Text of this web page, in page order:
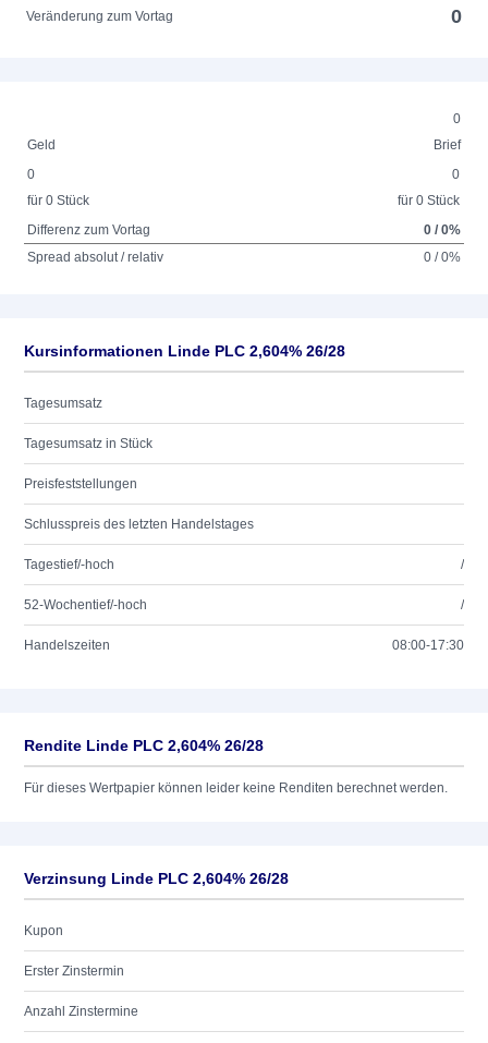
Veränderung zum Vortag 0
0
Geld
Brief
0
für 0 Stück
0
für 0 Stück
Differenz zum Vortag
0 / 0%
Spread absolut / relativ
0 / 0%
Kursinformationen Linde PLC 2,604% 26/28
Tagesumsatz
Tagesumsatz in Stück
Preisfeststellungen
Schlusspreis des letzten Handelstages
Tagestief/-hoch /
52-Wochentief/-hoch /
Handelszeiten 08:00-17:30
Rendite Linde PLC 2,604% 26/28
Für dieses Wertpapier können leider keine Renditen berechnet werden.
Verzinsung Linde PLC 2,604% 26/28
Kupon
Erster Zinstermin
Anzahl Zinstermine